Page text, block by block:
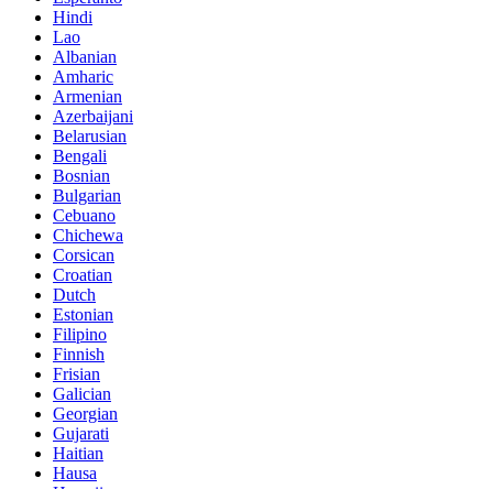
Hindi
Lao
Albanian
Amharic
Armenian
Azerbaijani
Belarusian
Bengali
Bosnian
Bulgarian
Cebuano
Chichewa
Corsican
Croatian
Dutch
Estonian
Filipino
Finnish
Frisian
Galician
Georgian
Gujarati
Haitian
Hausa